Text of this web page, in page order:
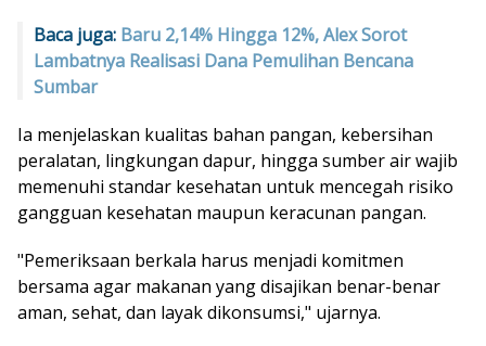
Baca juga: Baru 2,14% Hingga 12%, Alex Sorot
Lambatnya Realisasi Dana Pemulihan Bencana
Sumbar
Ia menjelaskan kualitas bahan pangan, kebersihan
peralatan, lingkungan dapur, hingga sumber air wajib
memenuhi standar kesehatan untuk mencegah risiko
gangguan kesehatan maupun keracunan pangan.
"Pemeriksaan berkala harus menjadi komitmen
bersama agar makanan yang disajikan benar-benar
aman, sehat, dan layak dikonsumsi," ujarnya.